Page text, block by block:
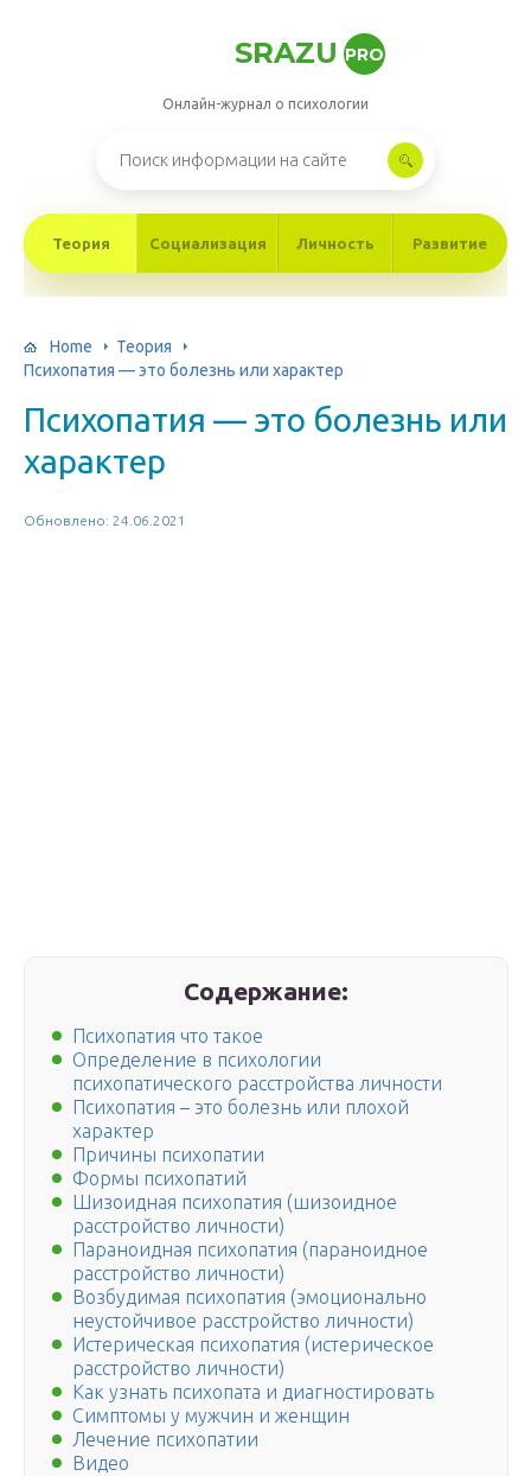
SRAZU PRO
Онлайн-журнал о психологии
Теория Социализация Личность Развитие
Home
Теория
Психопатия — это болезнь или характер
Психопатия — это болезнь или
характер
Обновлено: 24.06.2021
Содержание:
Психопатия что такое
Определение в психологии
психопатического расстройства личности
Психопатия – это болезнь или плохой
характер
Причины психопатии
Формы психопатий
Шизоидная психопатия (шизоидное
расстройство личности)
Параноидная психопатия (параноидное
расстройство личности)
Возбудимая психопатия (эмоционально
неустойчивое расстройство личности)
Истерическая психопатия (истерическое
расстройство личности)
Как узнать психопата и диагностировать
Симптомы у мужчин и женщин
Лечение психопатии
Видео